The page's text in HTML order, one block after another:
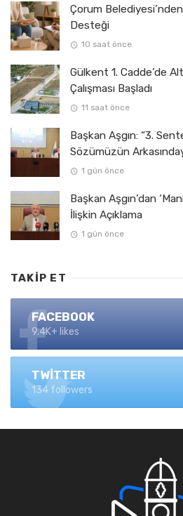
Çorum
Desteği
10 saat önce
Gülkent 1. Cadde’de
Çalışması Başladı
11 saat önce
Başkan Aşgın: “3.
Sözümüzün
1 gün önce
Başkan Aşgın’dan
İlişkin Açıklama
1 gün önce
TAKIP ET
FACEBOOK
9.4K+ likes
TWITTER
134 followers